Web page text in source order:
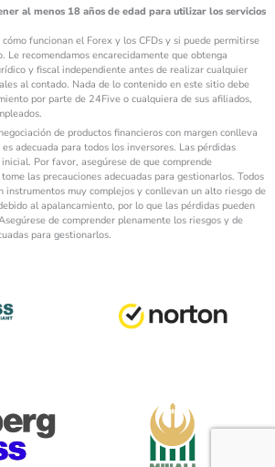
al menos 18 años de edad para utilizar los servicios
funcionan el Forex y los CFDs y si puede permitirse
Le recomendamos encarecidamente que obtenga
y fiscal independiente antes de realizar cualquier
al contado. Nada de lo contenido en este sitio debe
por parte de 24Five o cualquiera de sus afiliados,
de productos financieros con margen conlleva
adecuada para todos los inversores. Las pérdidas
Por favor, asegúrese de que comprende
las precauciones adecuadas para gestionarlos. Todos
instrumentos muy complejos y conllevan un alto riesgo de
al apalancamiento, por lo que las pérdidas pueden
de comprender plenamente los riesgos y de
para gestionarlos.